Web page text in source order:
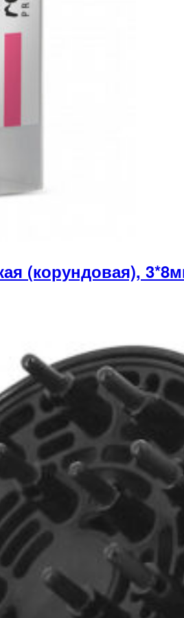
(корундовая),